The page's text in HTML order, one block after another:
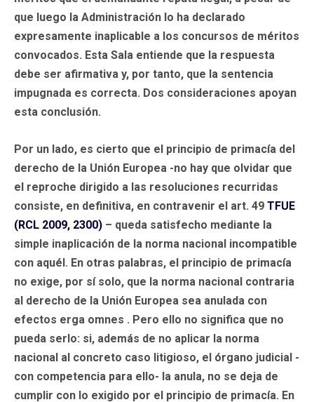
que luego la Administración lo ha declarado
expresamente inaplicable a los concursos de méritos
convocados. Esta Sala entiende que la respuesta
debe ser afirmativa y, por tanto, que la sentencia
impugnada es correcta. Dos consideraciones apoyan
esta conclusión.
Por un lado, es cierto que el principio de primacía del
derecho de la Unión Europea -no hay que olvidar que
el reproche dirigido a las resoluciones recurridas
consiste, en definitiva, en contravenir el art. 49 TFUE
(RCL 2009, 2300) – queda satisfecho mediante la
simple inaplicación de la norma nacional incompatible
con aquél. En otras palabras, el principio de primacía
no exige, por sí solo, que la norma nacional contraria
al derecho de la Unión Europea sea anulada con
efectos erga omnes . Pero ello no significa que no
pueda serlo: si, además de no aplicar la norma
nacional al concreto caso litigioso, el órgano judicial -
con competencia para ello- la anula, no se deja de
cumplir con lo exigido por el principio de primacía. En